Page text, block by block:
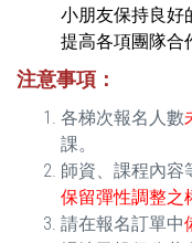
小朋友保持良好
提高各項團隊合
注意事項：
各梯次報名人數
課。
師資、課程內容
保留彈性調整之
請在報名訂單中